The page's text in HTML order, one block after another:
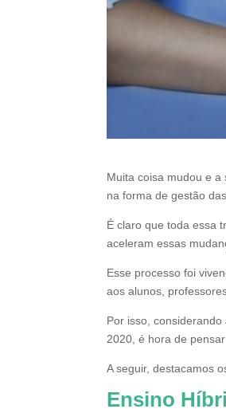
Muita coisa mudou e
na forma de gestão
É claro que toda essa
aceleram essas
Esse processo foi
aos alunos,
Por isso,
2020, é hora de
A seguir, destacamos
Ensino